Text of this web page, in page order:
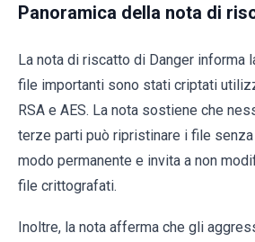
Panoramica della nota di
La nota di riscatto di Danger informa
file importanti sono stati criptati
RSA e AES. La nota sostiene che
terze parti può ripristinare i file
modo permanente e invita a non
file crittografati.
Inoltre, la nota afferma che gli